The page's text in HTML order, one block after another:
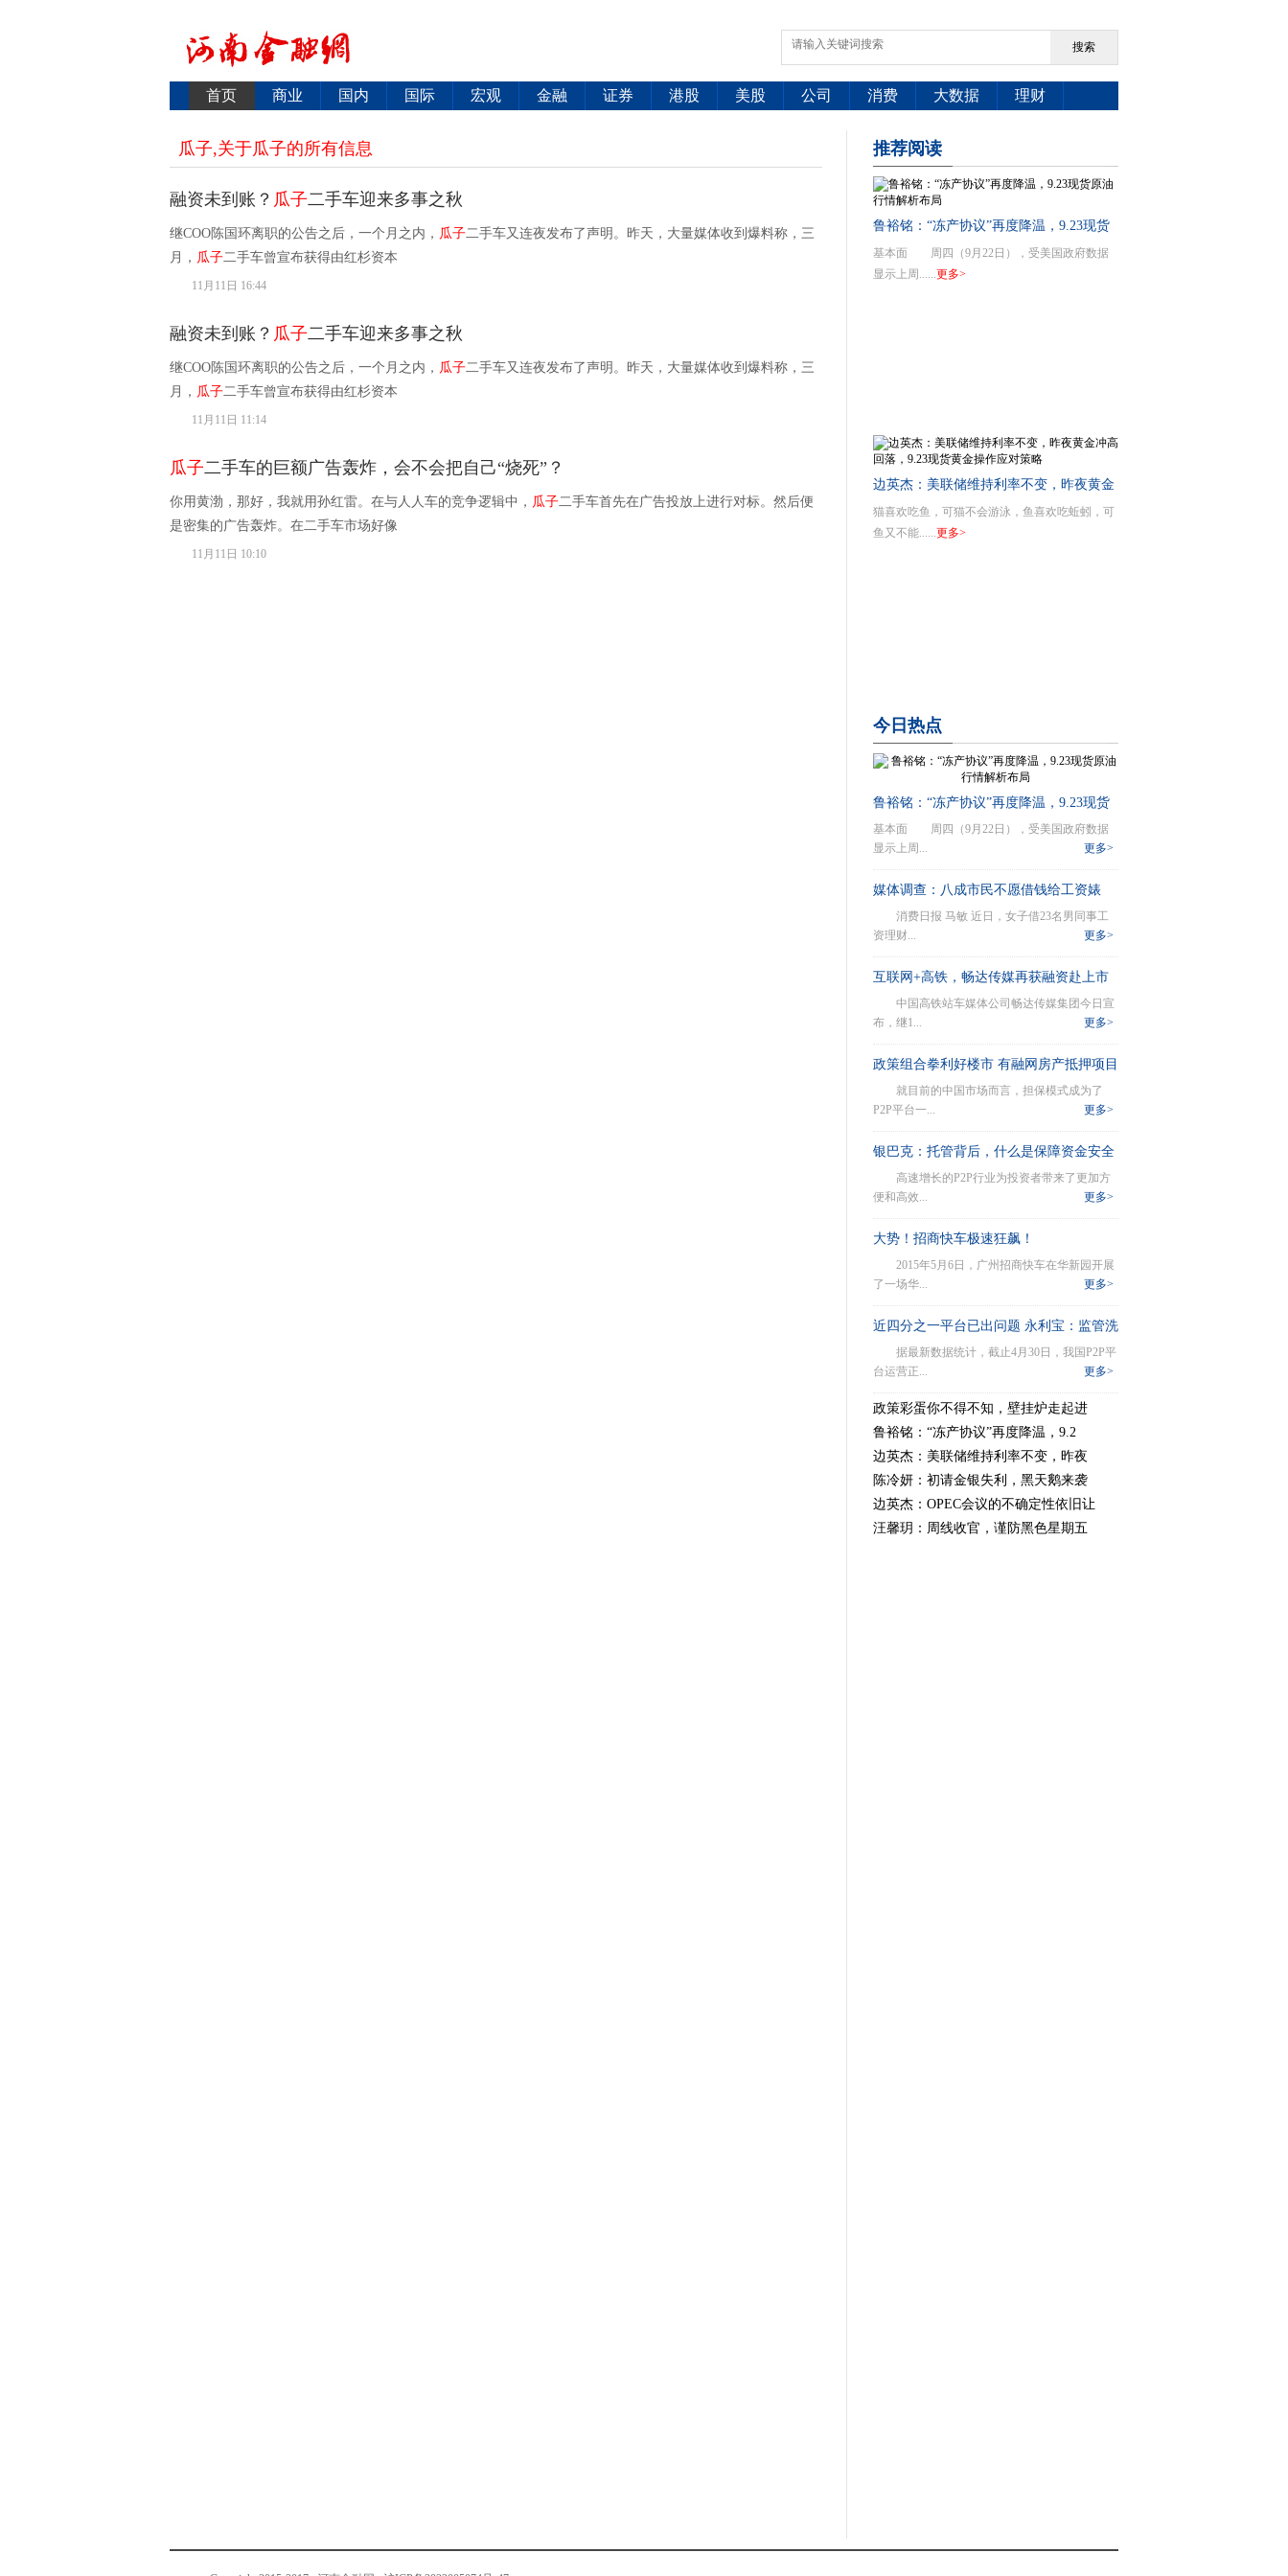
搜索
首页 商业 国内 国际 宏观 金融 证券 港股 美股 公司 消费 大数据 理财
瓜子,关于瓜子的所有信息
融资未到账？ 瓜子二手车迎来多事之秋
继COO陈国环离职的公告之后，一个月之内， 瓜子二手车又连夜发布了声明。昨天，大量媒体收到爆料称，三
月， 瓜子二手车曾宣布获得由红杉资本
11月11日 16:44
融资未到账？ 瓜子二手车迎来多事之秋
继COO陈国环离职的公告之后，一个月之内， 瓜子二手车又连夜发布了声明。昨天，大量媒体收到爆料称，三
月， 瓜子二手车曾宣布获得由红杉资本
11月11日 11:14
瓜子二手车的巨额广告轰炸，会不会把自己“烧死”？
你用黄渤，那好，我就用孙红雷。在与人人车的竞争逻辑中， 瓜子二手车首先在广告投放上进行对标。然后便
是密集的广告轰炸。在二手车市场好像
11月11日 10:10
推荐阅读
鲁裕铭：“冻产协议”再度降温，9.23现货
原油行情解析布局
基本面 周四（9月22日），受美国政府数据
显示上周......更多>
边英杰：美联储维持利率不变，昨夜黄金
冲高回落，9.23现货黄金操作应对策略
猫喜欢吃鱼，可猫不会游泳，鱼喜欢吃蚯蚓，可
鱼又不能......更多>
今日 热点
鲁裕铭：“冻产协议”再度降温，9.23现货
原油行情解析布局
基本面 周四（9月22日），受美国政府数据
显示上周...
更多>
媒体调查：八成市民不愿借钱给工资婊
消费日报 马敏 近日，女子借23名男同事工
资理财...
更多>
互联网+高铁，畅达传媒再获融资赴上市
中国高铁站车媒体公司畅达传媒集团今日宣
布，继1...
更多>
政策组合拳利好楼市 有融网房产抵押项目
迎热潮
就目前的中国市场而言，担保模式成为了
P2P平台一...
更多>
银巴克：托管背后，什么是保障资金安全
的核心？
高速增长的P2P行业为投资者带来了更加方
便和高效...
更多>
大势！招商快车极速狂飙！
2015年5月6日，广州招商快车在华新园开展
了一场华...
更多>
近四分之一平台已出问题 永利宝：监管洗
牌即将来临
据最新数据统计，截止4月30日，我国P2P平
台运营正...
更多>
政策彩蛋你不得不知，壁挂炉走起进
鲁裕铭：“冻产协议”再度降温，9.2
边英杰：美联储维持利率不变，昨夜
陈冷妍：初请金银失利，黑天鹅来袭
边英杰：OPEC会议的不确定性依旧让
汪馨玥：周线收官，谨防黑色星期五